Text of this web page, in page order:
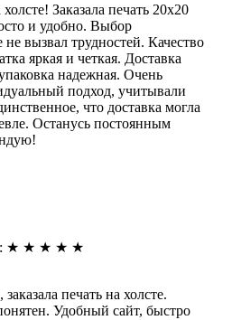
Заказала печать 20х20
и удобно. Выбор
вызвал трудностей. Качество
яркая и четкая. Доставка
надежная. Очень
подход, учитывали
что доставка могла
Останусь постоянным
: ★ ★ ★ ★ ★
печать на холсте.
Удобный сайт, быстро